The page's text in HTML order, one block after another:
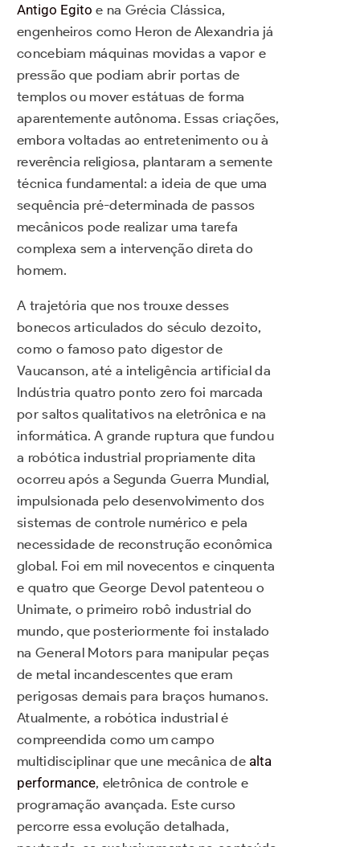
Antigo Egito e na Grécia Clássica,
engenheiros como Heron de Alexandria já
concebiam máquinas movidas a vapor e
pressão que podiam abrir portas de
templos ou mover estátuas de forma
aparentemente autônoma. Essas criações,
embora voltadas ao entretenimento ou à
reverência religiosa, plantaram a semente
técnica fundamental: a ideia de que uma
sequência pré-determinada de passos
mecânicos pode realizar uma tarefa
complexa sem a intervenção direta do
homem.
A trajetória que nos trouxe desses
bonecos articulados do século dezoito,
como o famoso pato digestor de
Vaucanson, até a inteligência artificial da
Indústria quatro ponto zero foi marcada
por saltos qualitativos na eletrônica e na
informática. A grande ruptura que fundou
a robótica industrial propriamente dita
ocorreu após a Segunda Guerra Mundial,
impulsionada pelo desenvolvimento dos
sistemas de controle numérico e pela
necessidade de reconstrução econômica
global. Foi em mil novecentos e cinquenta
e quatro que George Devol patenteou o
Unimate, o primeiro robô industrial do
mundo, que posteriormente foi instalado
na General Motors para manipular peças
de metal incandescentes que eram
perigosas demais para braços humanos.
Atualmente, a robótica industrial é
compreendida como um campo
multidisciplinar que une mecânica de alta
performance, eletrônica de controle e
programação avançada. Este curso
percorre essa evolução detalhada,